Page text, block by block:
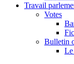
Travail
Votes
Bulletin